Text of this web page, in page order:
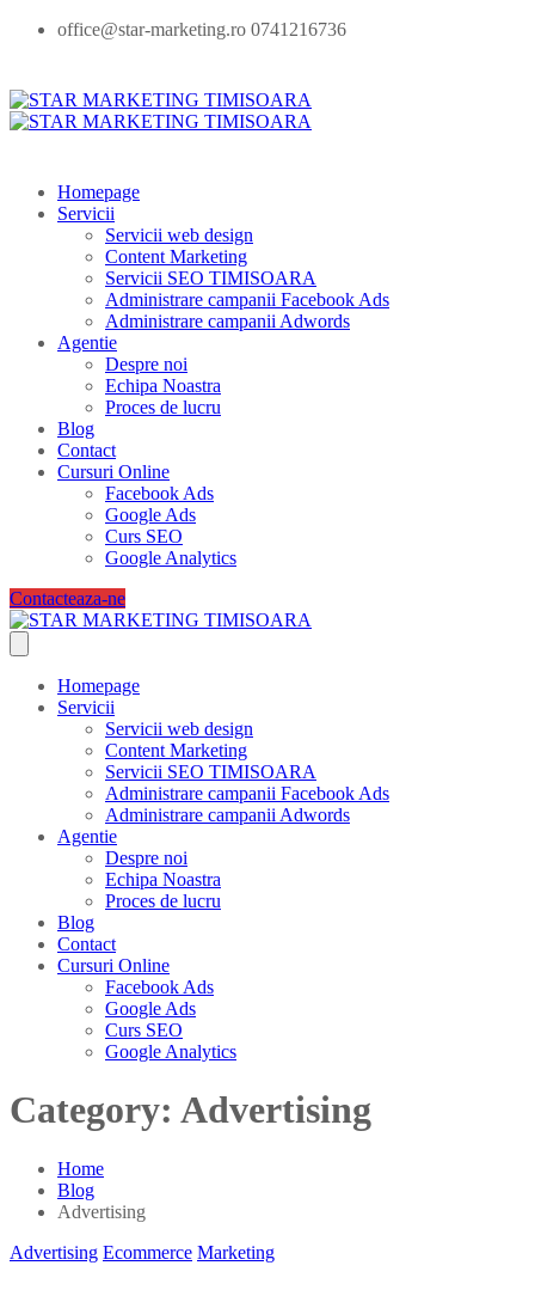
office@star-marketing.ro 0741216736
Homepage
Servicii
Servicii web design
Content Marketing
Servicii SEO TIMISOARA
Administrare campanii Facebook Ads
Administrare campanii Adwords
Agentie
Despre noi
Echipa Noastra
Proces de lucru
Blog
Contact
Cursuri Online
Facebook Ads
Google Ads
Curs SEO
Google Analytics
Contacteaza-ne
Homepage
Servicii
Servicii web design
Content Marketing
Servicii SEO TIMISOARA
Administrare campanii Facebook Ads
Administrare campanii Adwords
Agentie
Despre noi
Echipa Noastra
Proces de lucru
Blog
Contact
Cursuri Online
Facebook Ads
Google Ads
Curs SEO
Google Analytics
Category: Advertising
Home
Blog
Advertising
Advertising Ecommerce Marketing